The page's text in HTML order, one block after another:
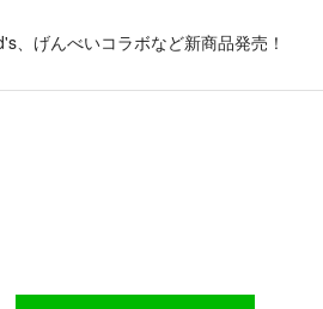
げんべいコラボなど新商品発売！